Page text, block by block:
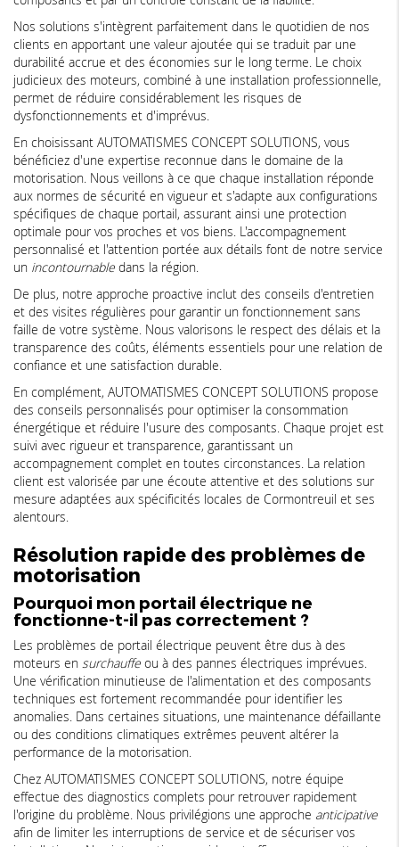
Nos solutions s'intègrent parfaitement dans le quotidien de nos
clients en apportant une valeur ajoutée qui se traduit par une
durabilité accrue et des économies sur le long terme. Le choix
judicieux des moteurs, combiné à une installation professionnelle,
permet de réduire considérablement les risques de
dysfonctionnements et d'imprévus.
En choisissant AUTOMATISMES CONCEPT SOLUTIONS, vous
bénéficiez d'une expertise reconnue dans le domaine de la
motorisation. Nous veillons à ce que chaque installation réponde
aux normes de sécurité en vigueur et s'adapte aux configurations
spécifiques de chaque portail, assurant ainsi une protection
optimale pour vos proches et vos biens. L'accompagnement
personnalisé et l'attention portée aux détails font de notre service
un incontournable dans la région.
De plus, notre approche proactive inclut des conseils d'entretien
et des visites régulières pour garantir un fonctionnement sans
faille de votre système. Nous valorisons le respect des délais et la
transparence des coûts, éléments essentiels pour une relation de
confiance et une satisfaction durable.
En complément, AUTOMATISMES CONCEPT SOLUTIONS propose
des conseils personnalisés pour optimiser la consommation
énergétique et réduire l'usure des composants. Chaque projet est
suivi avec rigueur et transparence, garantissant un
accompagnement complet en toutes circonstances. La relation
client est valorisée par une écoute attentive et des solutions sur
mesure adaptées aux spécificités locales de Cormontreuil et ses
alentours.
Résolution rapide des problèmes de
motorisation
Pourquoi mon portail électrique ne
fonctionne-t-il pas correctement ?
Les problèmes de portail électrique peuvent être dus à des
moteurs en surchauffe ou à des pannes électriques imprévues.
Une vérification minutieuse de l'alimentation et des composants
techniques est fortement recommandée pour identifier les
anomalies. Dans certaines situations, une maintenance défaillante
ou des conditions climatiques extrêmes peuvent altérer la
performance de la motorisation.
Chez AUTOMATISMES CONCEPT SOLUTIONS, notre équipe
effectue des diagnostics complets pour retrouver rapidement
l'origine du problème. Nous privilégions une approche anticipative
afin de limiter les interruptions de service et de sécuriser vos